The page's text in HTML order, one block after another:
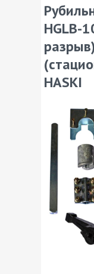
HGLB-
HASKI